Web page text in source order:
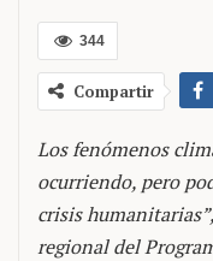
344
Compartir
Los fenómenos
ocurriendo, pero
crisis
regional del